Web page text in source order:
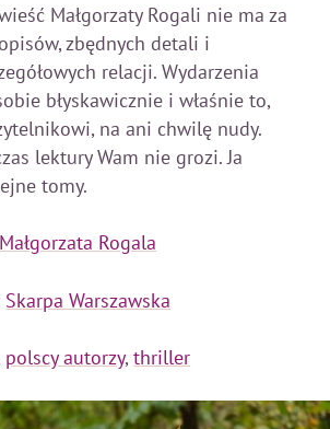
Małgorzaty Rogali nie ma za
zbędnych detali i
relacji. Wydarzenia
błyskawicznie i właśnie to,
na ani chwilę nudy.
lektury Wam nie grozi. Ja
tomy.
Małgorzata Rogala
Skarpa Warszawska
polscy autorzy,thriller